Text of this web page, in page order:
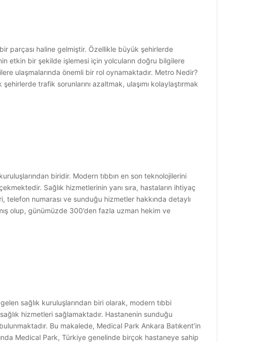
parçası haline gelmiştir. Özellikle büyük şehirlerde
etkin bir şekilde işlemesi için yolcuların doğru bilgilere
ulaşmalarında önemli bir rol oynamaktadır. Metro Nedir?
trafik sorunlarını azaltmak, ulaşımı kolaylaştırmak
biridir. Modern tıbbın en son teknolojilerini
Sağlık hizmetlerinin yanı sıra, hastaların ihtiyaç
numarası ve sunduğu hizmetler hakkında detaylı
olup, günümüzde 300’den fazla uzman hekim ve
sağlık kuruluşlarından biri olarak, modern tıbbi
hizmetleri sağlamaktadır. Hastanenin sunduğu
Bu makalede, Medical Park Ankara Batıkent’in
Medical Park, Türkiye genelinde birçok hastaneye sahip